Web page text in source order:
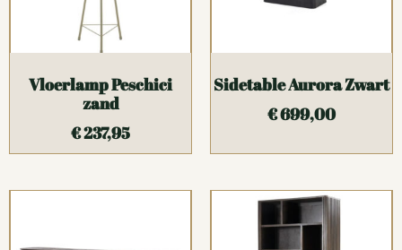
Vloerlamp Peschici
zand
€237,95
Sidetable Aurora Zwart
€699,00